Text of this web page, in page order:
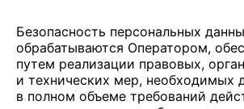
Безопасность персональных
обрабатываются Оператором,
путем реализации правовых,
и технических мер, необходимых
в полном объеме требований